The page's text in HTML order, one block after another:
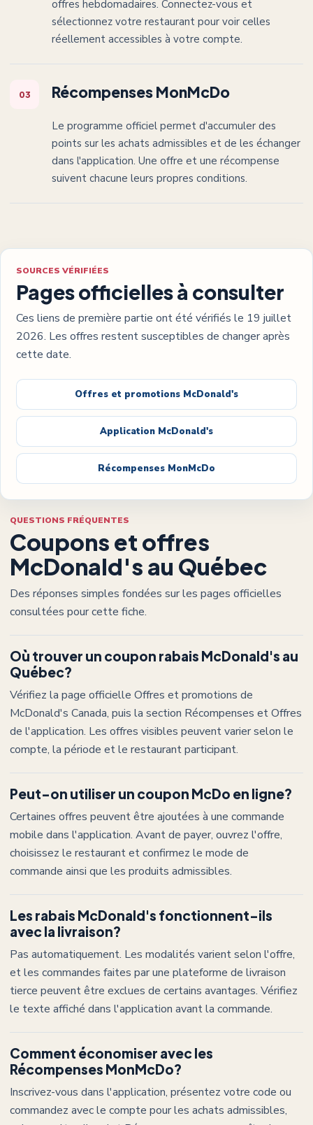
offres hebdomadaires. Connectez-vous et
sélectionnez votre restaurant pour voir celles
réellement accessibles à votre compte.
03 Récompenses MonMcDo
Le programme officiel permet d'accumuler des
points sur les achats admissibles et de les échanger
dans l'application. Une offre et une récompense
suivent chacune leurs propres conditions.
SOURCES VÉRIFIÉES
Pages officielles à consulter
Ces liens de première partie ont été vérifiés le 19 juillet
2026. Les offres restent susceptibles de changer après
cette date.
Offres et promotions McDonald's
Application McDonald's
Récompenses MonMcDo
QUESTIONS FRÉQUENTES
Coupons et offres
McDonald's au Québec
Des réponses simples fondées sur les pages officielles
consultées pour cette fiche.
Où trouver un coupon rabais McDonald's au
Québec?
Vérifiez la page officielle Offres et promotions de
McDonald's Canada, puis la section Récompenses et Offres
de l'application. Les offres visibles peuvent varier selon le
compte, la période et le restaurant participant.
Peut-on utiliser un coupon McDo en ligne?
Certaines offres peuvent être ajoutées à une commande
mobile dans l'application. Avant de payer, ouvrez l'offre,
choisissez le restaurant et confirmez le mode de
commande ainsi que les produits admissibles.
Les rabais McDonald's fonctionnent-ils
avec la livraison?
Pas automatiquement. Les modalités varient selon l'offre,
et les commandes faites par une plateforme de livraison
tierce peuvent être exclues de certains avantages. Vérifiez
le texte affiché dans l'application avant la commande.
Comment économiser avec les
Récompenses MonMcDo?
Inscrivez-vous dans l'application, présentez votre code ou
commandez avec le compte pour les achats admissibles,